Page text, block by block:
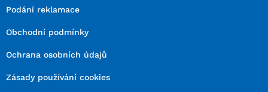
Podání reklamace
Obchodní podmínky
Ochrana osobních údajů
Zásady používání cookies